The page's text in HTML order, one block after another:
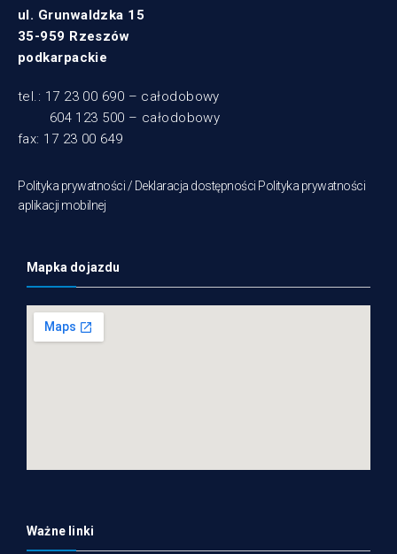
ul. Grunwaldzka 15
35-959 Rzeszów
podkarpackie
tel.: 17 23 00 690 – całodobowy
604 123 500 – całodobowy
fax: 17 23 00 649
Polityka prywatności / Deklaracja dostępności Polityka prywatności
aplikacji mobilnej
Mapka dojazdu
Ważne linki